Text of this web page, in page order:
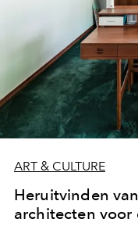
ART & CULTURE
Heruitvinden
architecten voor